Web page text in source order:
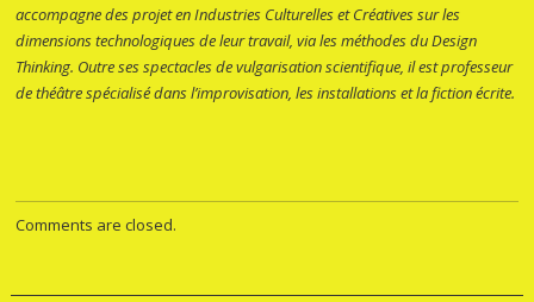
accompagne des projet en Industries Culturelles et Créatives sur les
dimensions technologiques de leur travail, via les méthodes du Design
Thinking. Outre ses spectacles de vulgarisation scientifique, il est professeur
de théâtre spécialisé dans l’improvisation, les installations et la fiction écrite.
Comments are closed.